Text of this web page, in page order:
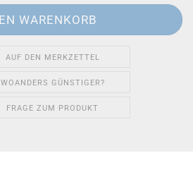
AUF DEN MERKZETTEL
WOANDERS GÜNSTIGER?
FRAGE ZUM PRODUKT